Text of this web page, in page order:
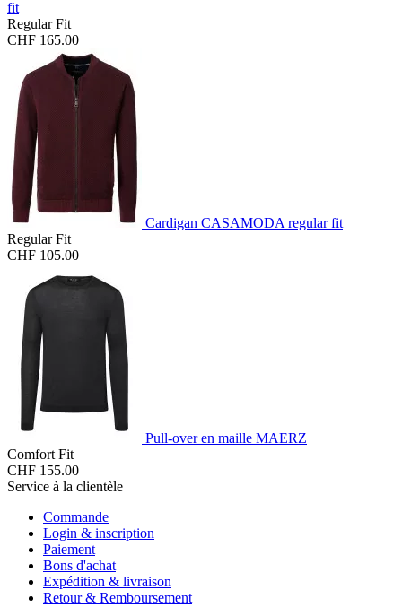
fit
Regular Fit
CHF 165.00
Cardigan CASAMODA regular fit
Regular Fit
CHF 105.00
Pull-over en maille MAERZ
Comfort Fit
CHF 155.00
Service à la clientèle
Commande
Login & inscription
Paiement
Bons d'achat
Expédition & livraison
Retour & Remboursement